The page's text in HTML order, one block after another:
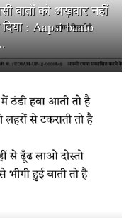
बातों को अख़बार नहीं
दिया : Aapsi baato